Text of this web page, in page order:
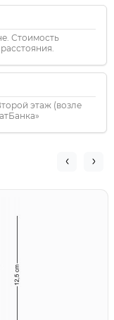
Стоимость
этаж (возле